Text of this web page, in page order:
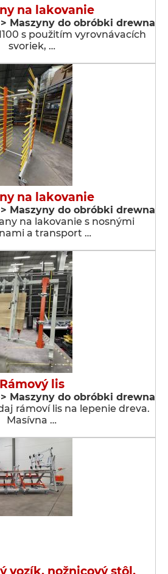
na lakovanie
Maszyny do obróbki drewna
s použitím vyrovnávacích
svoriek, …
na lakovanie
Maszyny do obróbki drewna
na lakovanie s nosnými
a transport …
Rámový lis
Maszyny do obróbki drewna
rámoví lis na lepenie dreva.
Masívna …